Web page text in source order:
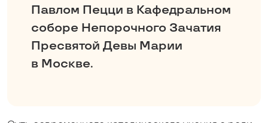
Павлом Пецци в Кафедральном
соборе Непорочного Зачатия
Пресвятой Девы Марии
в Москве.